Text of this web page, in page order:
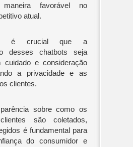
favorável no
atual.
é crucial que a
desses chatbots seja
cuidado e consideração
a privacidade e as
clientes.
sobre como os
são coletados,
é fundamental para
do consumidor e